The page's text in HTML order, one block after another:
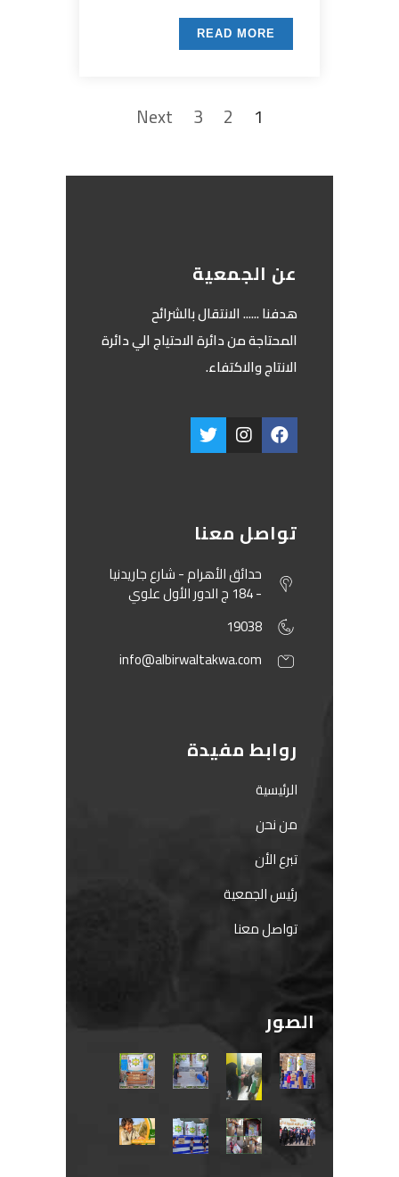
READ MORE
1
2
3
Next
عن الجمعية
‏هدفنا ...... الانتقال بالشرائح
المحتاجة من دائرة الاحتياج الي دائرة
الانتاج والاكتفاء.
تواصل معنا
حدائق الأهرام - شارع جاريدنيا
- 184 ج الدور الأول علوي
19038
info@albirwaltakwa.com
روابط مفيدة
الرئيسية
من نحن
تبرع الأن
رئيس الجمعية
تواصل معنا
الصور